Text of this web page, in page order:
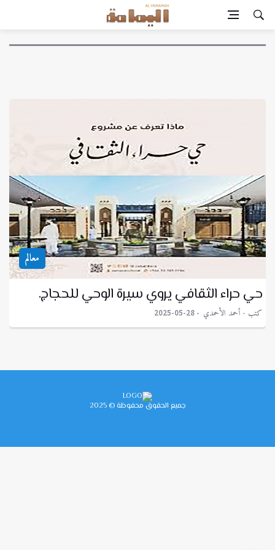
معالم
حي حراء الثقافي يروي سيرة الوحي للحجاج.
كتب - أحمد الأحمدي 2025-05-28
جميع الحقوق محفوظة © 2025